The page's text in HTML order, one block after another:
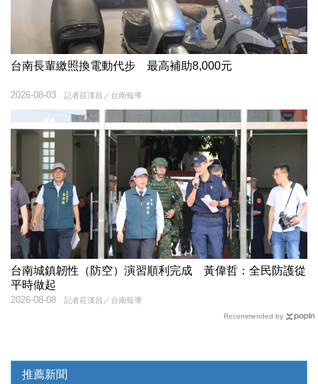
台南長輩繳照換電動代步 最高補助8,000元
記者莊漢昌／台南報導
2026-08-03
台南城鎮韌性（防空）演習順利完成 黃偉哲：全民防護從
平時做起
記者莊漢昌／台南報導
2026-08-08
Recommended by
推薦新聞